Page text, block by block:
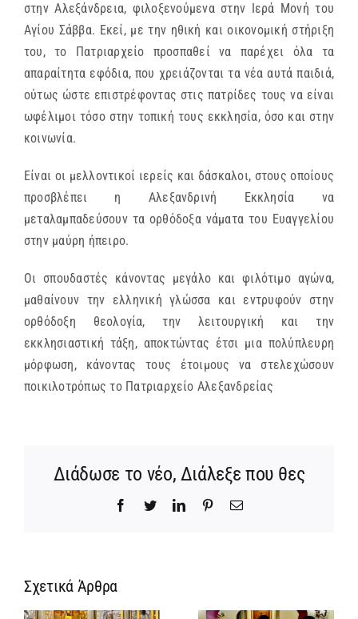
στην Αλεξάνδρεια, φιλοξενούμενα στην Ιερά Μονή του
Αγίου Σάββα. Εκεί, με την ηθική και οικονομική στήριξη
του, το Πατριαρχείο προσπαθεί να παρέχει όλα τα
απαραίτητα εφόδια, που χρειάζονται τα νέα αυτά παιδιά,
ούτως ώστε επιστρέφοντας στις πατρίδες τους να είναι
ωφέλιμοι τόσο στην τοπική τους εκκλησία, όσο και στην
κοινωνία.
Είναι οι μελλοντικοί ιερείς και δάσκαλοι, στους οποίους
προσβλέπει η Αλεξανδρινή Εκκλησία να
μεταλαμπαδεύσουν τα ορθόδοξα νάματα του Ευαγγελίου
στην μαύρη ήπειρο.
Οι σπουδαστές κάνοντας μεγάλο και φιλότιμο αγώνα,
μαθαίνουν την ελληνική γλώσσα και εντρυφούν στην
ορθόδοξη θεολογία, την λειτουργική και την
εκκλησιαστική τάξη, αποκτώντας έτσι μια πολύπλευρη
μόρφωση, κάνοντας τους έτοιμους να στελεχώσουν
ποικιλοτρόπως το Πατριαρχείο Αλεξανδρείας
Διάδωσε το νέο, Διάλεξε που θες
Facebook
TwitterLinkedInPinterestEmail
Σχετικά ΆρθραΊδρυση
Γυναικείας